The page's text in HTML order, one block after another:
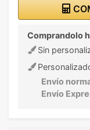
Comprandolo
Sin
Envío
Envío